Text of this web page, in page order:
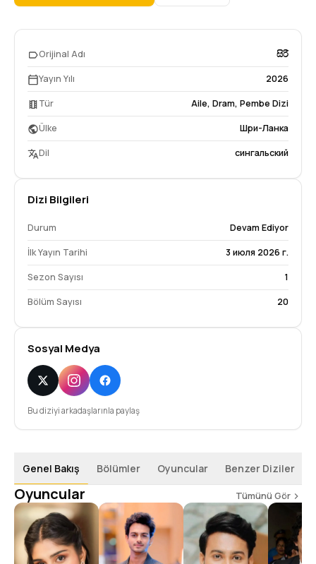
Orijinal Adı සිරී
Yayın Yılı 2026
Tür Aile, Dram, Pembe Dizi
Ülke Шри-Ланка
Dil сингальский
Dizi Bilgileri
Durum Devam Ediyor
İlk Yayın Tarihi 3 июля 2026 г.
Sezon Sayısı 1
Bölüm Sayısı 20
Sosyal Medya
Bu diziyi arkadaşlarınla paylaş
Genel Bakış Bölümler Oyuncular Benzer Diziler
Oyuncular Tümünü Gör